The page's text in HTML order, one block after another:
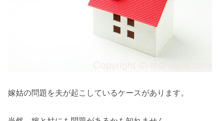
嫁姑の問題を夫が起こしているケースがあります。